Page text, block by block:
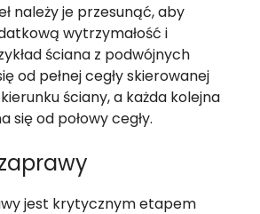
należy je przesunąć, aby
wytrzymałość i
ściana z podwójnych
od pełnej cegły skierowanej
ściany, a każda kolejna
się od połowy cegły.
jest krytycznym etapem